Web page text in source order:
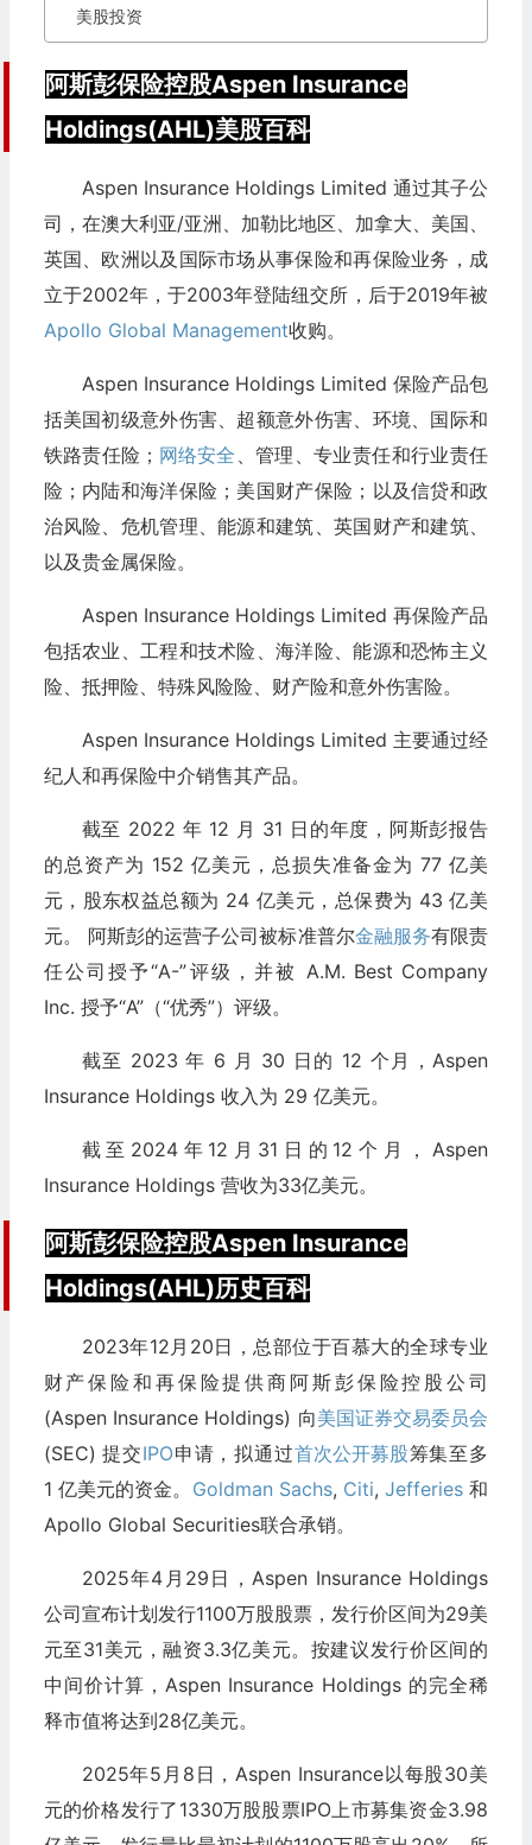
美股投资
阿斯彭保险控股Aspen Insurance
Holdings(AHL)美股百科
Aspen Insurance Holdings Limited 通过其子公
司，在澳大利亚/亚洲、加勒比地区、加拿大、美国、
英国、欧洲以及国际市场从事保险和再保险业务，成
立于2002年，于2003年登陆纽交所，后于2019年被
Apollo Global Management收购。
Aspen Insurance Holdings Limited 保险产品包
括美国初级意外伤害、超额意外伤害、环境、国际和
铁路责任险； 网络安全 、管理、专业责任和行业责任
险；内陆和海洋保险；美国财产保险；以及信贷和政
治风险、危机管理、能源和建筑、英国财产和建筑、
以及贵金属保险。
Aspen Insurance Holdings Limited 再保险产品
包括农业、工程和技术险、海洋险、能源和恐怖主义
险、抵押险、特殊风险险、财产险和意外伤害险。
Aspen Insurance Holdings Limited 主要通过经
纪人和再保险中介销售其产品。
截至 2022 年 12 月 31 日的年度，阿斯彭报告
的总资产为 152 亿美元，总损失准备金为 77 亿美
元，股东权益总额为 24 亿美元，总保费为 43 亿美
元。 阿斯彭的运营子公司被标准普尔金融服务有限责
任公司授予“A-”评级，并被 A.M. Best Company
Inc. 授予“A”（“优秀”）评级。
截至 2023 年 6 月 30 日的 12 个月，Aspen
Insurance Holdings 收入为 29 亿美元。
截至2024年12月31日的12个月，Aspen
Insurance Holdings 营收为33亿美元。
阿斯彭保险控股Aspen Insurance
Holdings(AHL)历史百科
2023年12月20日，总部位于百慕大的全球专业
财产保险和再保险提供商阿斯彭保险控股公司
(Aspen Insurance Holdings) 向美国证券交易委员会
(SEC) 提交IPO申请，拟通过首次公开募股筹集至多
1 亿美元的资金。 Goldman Sachs, Citi, Jefferies和
Apollo Global Securities联合承销。
2025年4月29日，Aspen Insurance Holdings
公司宣布计划发行1100万股股票，发行价区间为29美
元至31美元，融资3.3亿美元。按建议发行价区间的
中间价计算，Aspen Insurance Holdings 的完全稀
释市值将达到28亿美元。
2025年5月8日，Aspen Insurance以每股30美
元的价格发行了1330万股股票IPO上市募集资金3.98